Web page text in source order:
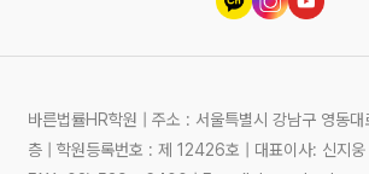
바른법률HR학원 | 주소 : 서울특별시 강남구 영동
층 | 학원등록번호 : 제 12426호 | 대표이사: 신지